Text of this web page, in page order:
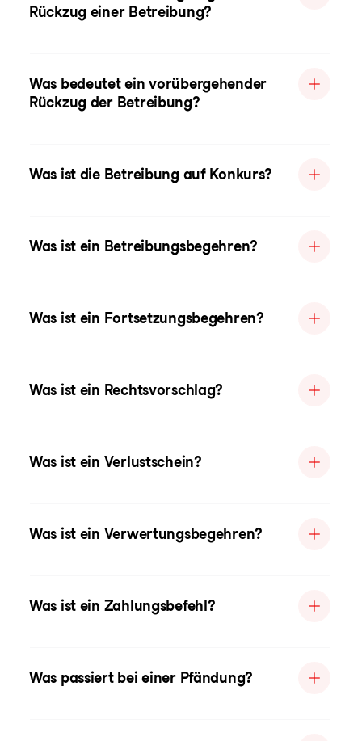
Rückzug einer Betreibung?
Was bedeutet ein vorübergehender
Rückzug der Betreibung?
Was ist die Betreibung auf Konkurs?
Was ist ein Betreibungsbegehren?
Was ist ein Fortsetzungsbegehren?
Was ist ein Rechtsvorschlag?
Was ist ein Verlustschein?
Was ist ein Verwertungsbegehren?
Was ist ein Zahlungsbefehl?
Was passiert bei einer Pfändung?